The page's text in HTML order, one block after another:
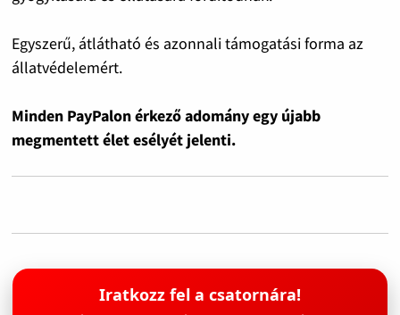
Egyszerű, átlátható és azonnali támogatási forma az
állatvédelemért.
Minden PayPalon érkező adomány egy újabb
megmentett élet esélyét jelenti.
Iratkozz fel a csatornára!